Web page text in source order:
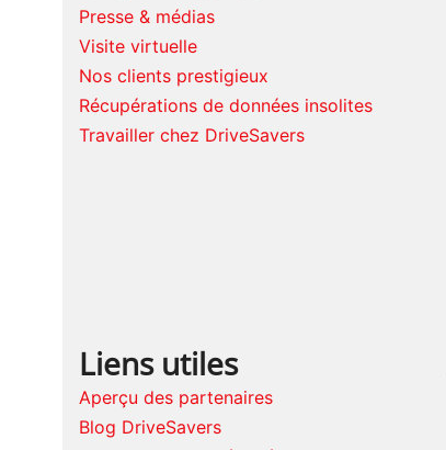
Presse & médias
Visite virtuelle
Nos clients prestigieux
Récupérations de données insolites
Travailler chez DriveSavers
Liens utiles
Aperçu des partenaires
Blog DriveSavers